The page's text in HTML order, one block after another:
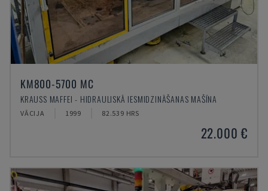
KM800-5700 MC
KRAUSS MAFFEI - HIDRAULISKĀ IESMIDZINĀŠANAS MAŠĪNA
VĀCIJA 1999 82.539 HRS
22.000 €